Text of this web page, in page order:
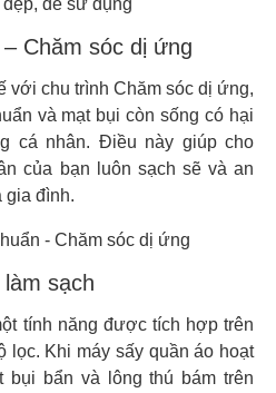
Chăm sóc dị ứng
với chu trình Chăm sóc dị ứng,
và mạt bụi còn sống có hại
cá nhân. Điều này giúp cho
của bạn luôn sạch sẽ và an
gia đình.
sạch
tính năng được tích hợp trên
lọc. Khi máy sấy quần áo hoạt
bụi bẩn và lông thú bám trên